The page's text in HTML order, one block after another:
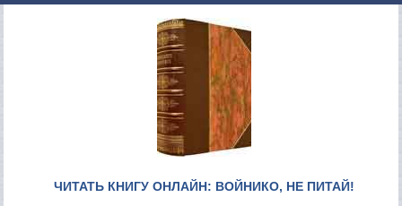
ЧИТАТЬ КНИГУ ОНЛАЙН: ВОЙНИКО, НЕ ПИТАЙ!